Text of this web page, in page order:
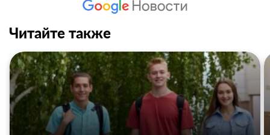
Читайте также